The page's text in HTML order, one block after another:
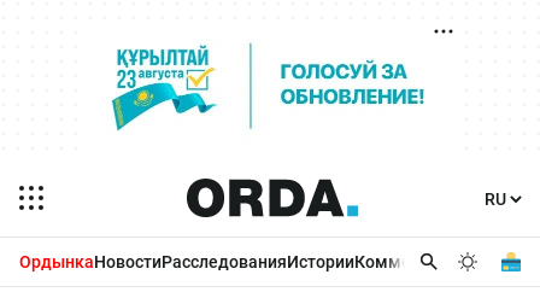
ОрдынкаНовостиРасследованияИсторииКомментарииБизнес